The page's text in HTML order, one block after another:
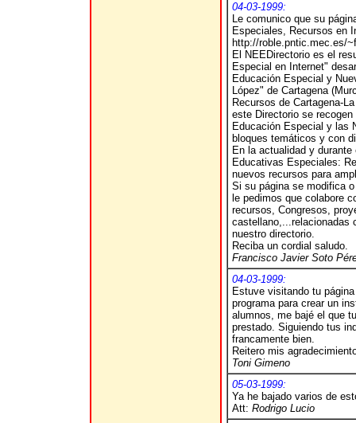
04-03-1999:
Le comunico que su
Especiales, Recursos en
http://roble.pntic.mec.es/
El NEEDirectorio es el
Especial en Internet"
Educación Especial y
López" de Cartagena
Recursos de Cartagena-
este Directorio se
Educación Especial y las
bloques temáticos y con
En la actualidad y
Educativas Especiales:
nuevos recursos para
Si su página se modifica
le pedimos que colabore
recursos, Congresos,
castellano,...relacionadas
nuestro directorio.
Reciba un cordial saludo.
Francisco Javier Soto
04-03-1999:
Estuve visitando tu
programa para crear un
alumnos, me bajé el que
prestado. Siguiendo tus
francamente bien.
Reitero mis
Toni Gimeno
05-03-1999:
Ya he bajado varios de
Att: Rodrigo Lucio